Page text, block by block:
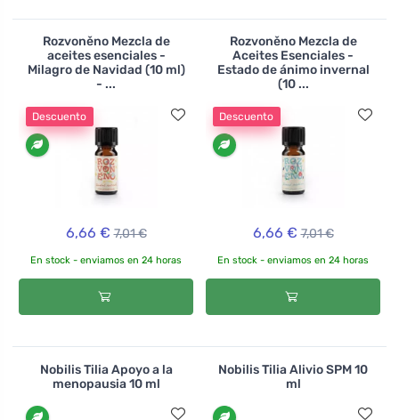
Rozvoněno Mezcla de
aceites esenciales -
Milagro de Navidad (10 ml)
- ...
Descuento
6,66 € 7,01 €
En stock - enviamos en 24 horas
Rozvoněno Mezcla de
Aceites Esenciales -
Estado de ánimo invernal
(10 ...
Descuento
6,66 € 7,01 €
En stock - enviamos en 24 horas
Nobilis Tilia Apoyo a la
menopausia 10 ml
Nobilis Tilia Alivio SPM 10
ml